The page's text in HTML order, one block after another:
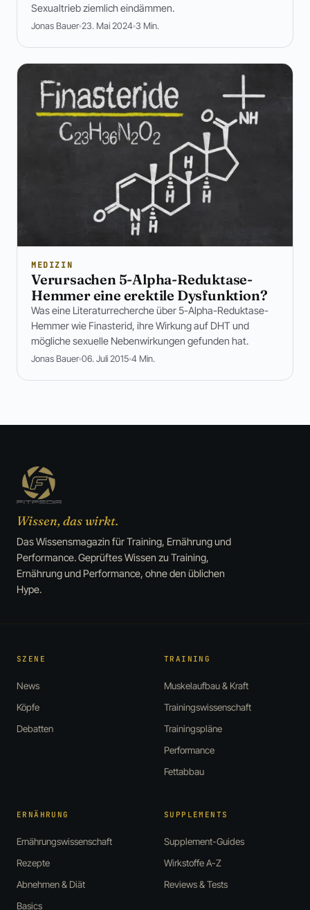
Sexualtrieb ziemlich eindämmen.
Jonas Bauer 23. Mai 2024 3 Min.
MEDIZIN
Verursachen 5-Alpha-Reduktase-
Hemmer eine erektile Dysfunktion?
Was eine Literaturrecherche über 5-Alpha-Reduktase-
Hemmer wie Finasterid, ihre Wirkung auf DHT und
mögliche sexuelle Nebenwirkungen gefunden hat.
Jonas Bauer 06. Juli 2015 4 Min.
Wissen, das wirkt.
Das Wissensmagazin für Training, Ernährung und
Performance. Geprüftes Wissen zu Training,
Ernährung und Performance, ohne den üblichen
Hype.
SZENE
News
Köpfe
Debatten
TRAINING
Muskelaufbau & Kraft
Trainingswissenschaft
Trainingspläne
Performance
Fettabbau
ERNÄHRUNG
Ernährungswissenschaft
Rezepte
Abnehmen & Diät
Basics
SUPPLEMENTS
Supplement-Guides
Wirkstoffe A-Z
Reviews & Tests